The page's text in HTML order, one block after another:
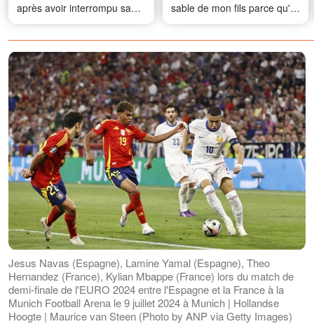
après avoir interrompu sa
prestation — Les fans
réagissent
sable de mon fils parce qu'il
« gâchait la vue » – Vingt
minutes plus tard, le maître-
nageur s'est dirigé droit vers
elle en portant une boîte
dorée
Jesus Navas (Espagne), Lamine Yamal (Espagne), Theo
Hernandez (France), Kylian Mbappe (France) lors du match de
demi-finale de l'EURO 2024 entre l'Espagne et la France à la
Munich Football Arena le 9 juillet 2024 à Munich | Hollandse
Hoogte | Maurice van Steen (Photo by ANP via Getty Images)